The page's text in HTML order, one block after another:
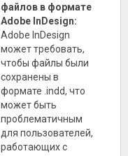
файлов в формате
Adobe InDesign:
Adobe InDesign
может требовать,
чтобы файлы были
сохранены в
формате .indd, что
может быть
проблематичным
для пользователей,
работающих с